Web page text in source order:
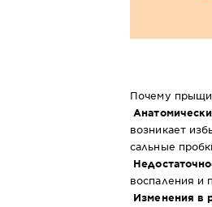
Почему прыщи
возникает
сальные
воспаления и
Изменения в